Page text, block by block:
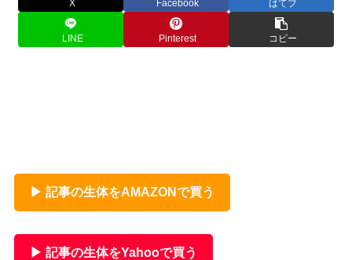
X Facebook はてブ
LINE Pinterest コピー
▶ 記事の生体をAMAZONで買う
▶ 記事の生体をYahooで買う